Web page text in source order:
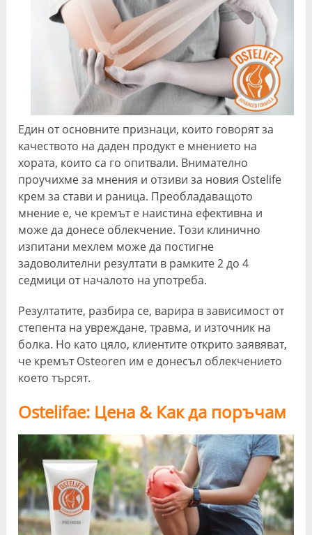
Един от основните признаци, които говорят за
качеството на даден продукт е мнението на
хората, които са го опитвали. Внимателно
проучихме за мнения и отзиви за новия Ostelife
крем за стави и раница. Преобладаващото
мнение е, че кремът е наистина ефективна и
може да донесе облекчение. Този клинично
изпитани мехлем може да постигне
задоволителни резултати в рамките 2 до 4
седмици от началото на употреба.
Резултатите, разбира се, варира в зависимост от
степента на увреждане, травма, и източник на
болка. Но като цяло, клиентите открито заявяват,
че кремът Osteoren им е донесъл облекчението
което търсят.
Ostelifae: Цена & Как да поръчам